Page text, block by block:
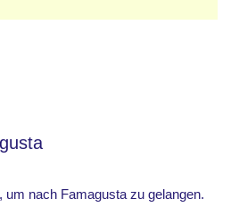
nach Famagusta zu gelangen.